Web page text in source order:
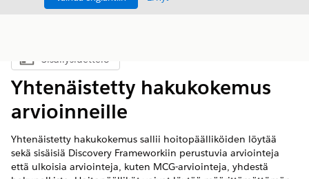
Näytä sisällysluettelo
Sisällysluettelo
Yhtenäistetty hakukokemus
arvioinneille
Yhtenäistetty hakukokemus sallii hoitopäälliköiden löytää
sekä sisäisiä Discovery Frameworkiin perustuvia arviointeja
että ulkoisia arviointeja, kuten MCG-arviointeja, yhdestä